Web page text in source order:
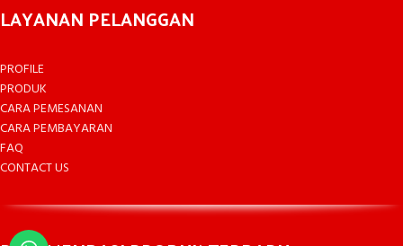
LAYANAN PELANGGAN
PROFILE
PRODUK
CARA PEMESANAN
CARA PEMBAYARAN
FAQ
CONTACT US